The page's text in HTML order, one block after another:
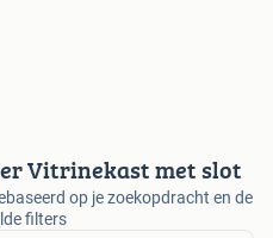
Vitrinekast met slot
op je zoekopdracht en de
filters